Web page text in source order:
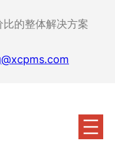
的整体解决方案